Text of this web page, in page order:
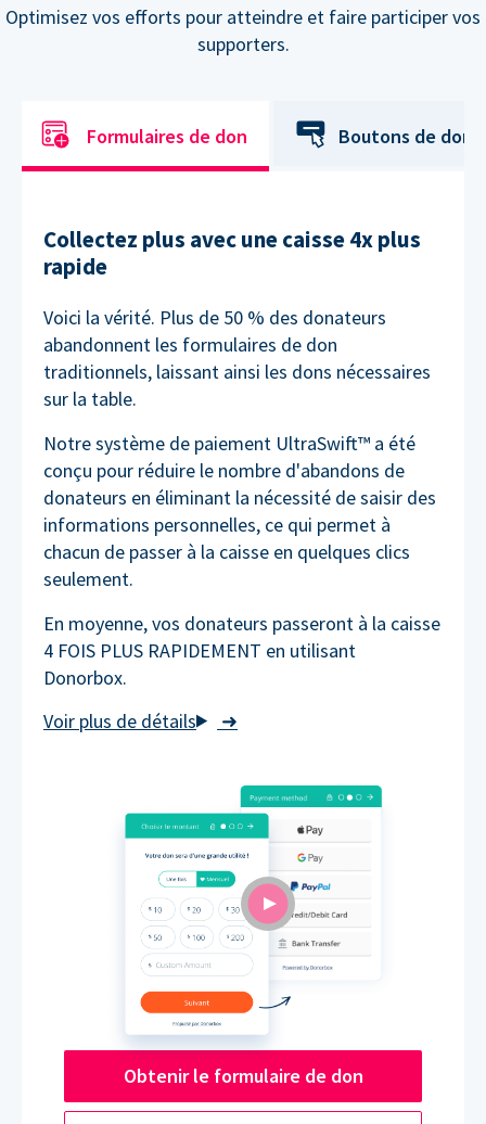
Optimisez vos efforts pour atteindre et faire participer vos
supporters.
Formulaires de don Boutons de don
Collectez plus avec une caisse 4x plus
rapide
➜
Voici la vérité. Plus de 50 % des donateurs
abandonnent les formulaires de don
traditionnels, laissant ainsi les dons nécessaires
sur la table.
Notre système de paiement UltraSwift™ a été
conçu pour réduire le nombre d'abandons de
donateurs en éliminant la nécessité de saisir des
informations personnelles, ce qui permet à
chacun de passer à la caisse en quelques clics
seulement.
En moyenne, vos donateurs passeront à la caisse
4 FOIS PLUS RAPIDEMENT en utilisant
Donorbox.
Obtenir le formulaire de don